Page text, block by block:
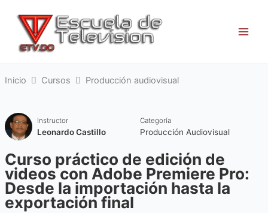
contenido
Inicio Cursos Producción audiovisual
Instructor
Leonardo Castillo
Categoría
Producción Audiovisual
Curso práctico de edición de
videos con Adobe Premiere Pro:
Desde la importación hasta la
exportación final